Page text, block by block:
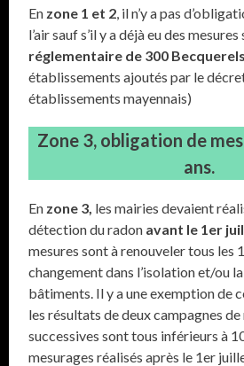
En zone 1 et 2 , il n’y a pas
l’air sauf s’il y a déjà eu des
réglementaire de 300
établissements ajoutés par le
établissements mayennais)
Zone 3, obligation de
ans.
En zone 3, les mairies devaient
détection du radon avant le 1er
mesures sont à renouveler tous les
changement dans l’isolation et/ou
bâtiments. Il y a une exemption de
les résultats de deux campagnes
successives sont tous inférieurs à
mesurages réalisés après le 1er